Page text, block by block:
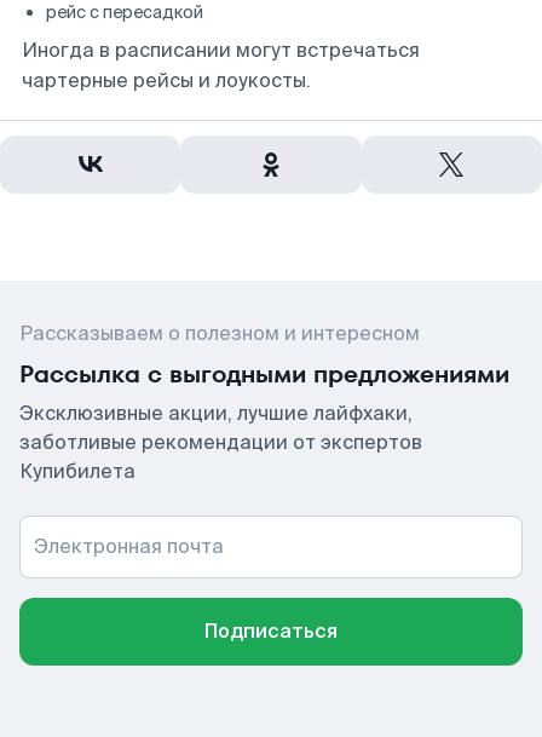
рейс с пересадкой
Иногда в расписании могут встречаться
чартерные рейсы и лоукосты.
Рассказываем о полезном и интересном
Рассылка с выгодными предложениями
Эксклюзивные акции, лучшие лайфхаки,
заботливые рекомендации от экспертов
Купибилета
Электронная почта
Подписаться